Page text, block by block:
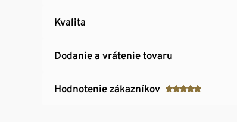
Kvalita
Dodanie a vrátenie tovaru
Hodnotenie zákazníkov